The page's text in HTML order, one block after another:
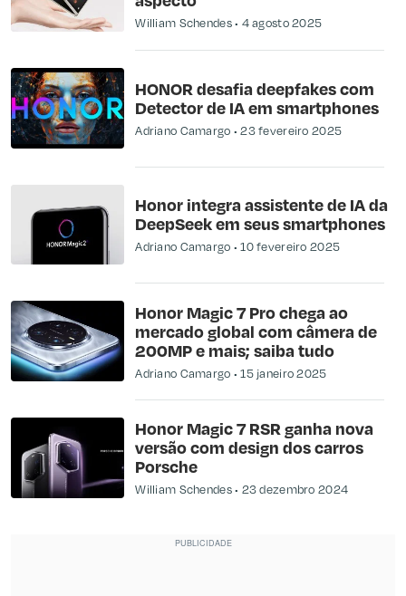
William Schendes 4 agosto 2025
HONOR desafia deepfakes com
Detector de IA em smartphones
Adriano Camargo 23 fevereiro 2025
Honor integra assistente de IA da
DeepSeek em seus smartphones
Adriano Camargo 10 fevereiro 2025
Honor Magic 7 Pro chega ao
mercado global com câmera de
200MP e mais; saiba tudo
Adriano Camargo 15 janeiro 2025
Honor Magic 7 RSR ganha nova
versão com design dos carros
Porsche
William Schendes 23 dezembro 2024